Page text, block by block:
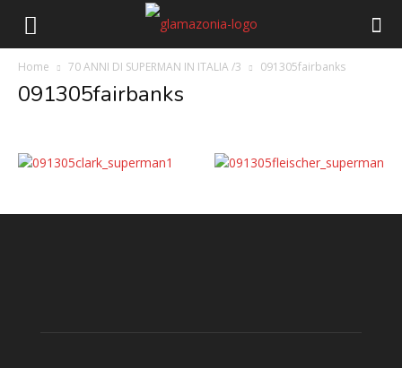
Home 70 ANNI DI SUPERMAN IN ITALIA /3 091305fairbanks
091305fairbanks